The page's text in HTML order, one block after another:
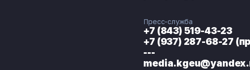
Пресс-служба
+7 (843) 519-43-23
+7 (937) 287-68-27
---